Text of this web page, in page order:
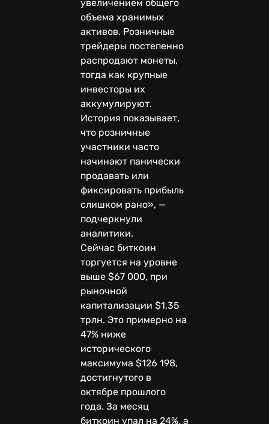
увеличением общего
объема хранимых
активов. Розничные
трейдеры постепенно
распродают монеты,
тогда как крупные
инвесторы их
аккумулируют.
История показывает,
что розничные
участники часто
начинают панически
продавать или
фиксировать прибыль
слишком рано», —
подчеркнули
аналитики.
Сейчас биткоин
торгуется на уровне
выше $67 000, при
рыночной
капитализации $1,35
трлн. Это примерно на
47% ниже
исторического
максимума $126 198,
достигнутого в
октябре прошлого
года. За месяц
биткоин упал на 24%, а